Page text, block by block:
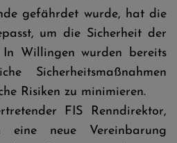
gefährdet wurde, hat die
um die Sicherheit der
Willingen wurden bereits
Sicherheitsmaßnahmen
Risiken zu minimieren.
FIS Renndirektor,
eine neue Vereinbarung